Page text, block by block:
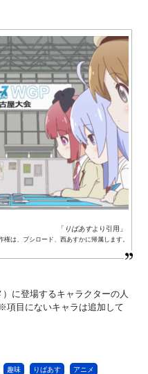
「 りばあすより引用」
権は、ブシロード、西あすかに帰属します。
に登場するキャラクターの人
目にないキャラは追加して
趣味 りばあす アニメ